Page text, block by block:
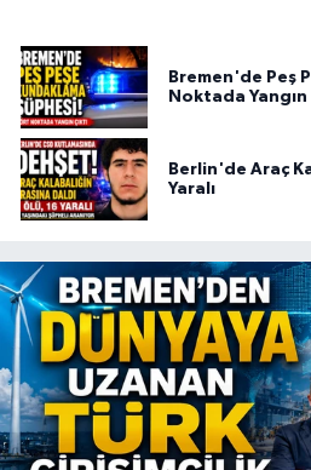
Bremen'de Peş
Noktada Yangın
Berlin'de Araç
Yaralı